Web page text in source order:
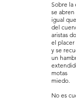
Sobre la
se
igual
del
aristas
el placer
y se
un
motas
miedo.
No es